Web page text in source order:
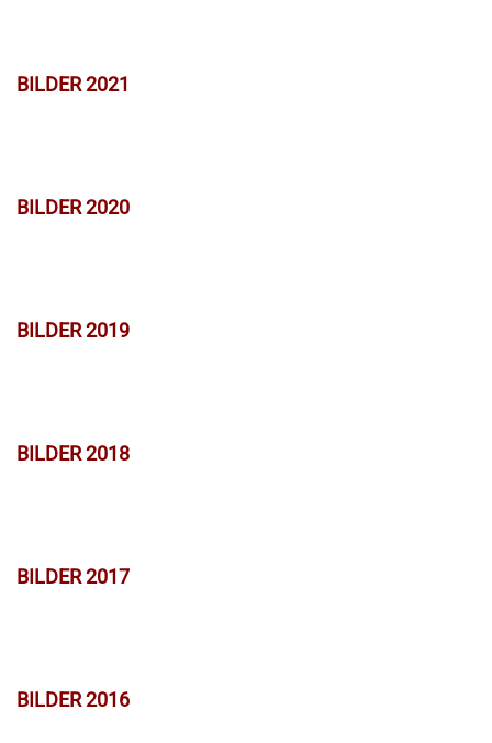
BILDER 2021
BILDER 2020
BILDER 2019
BILDER 2018
BILDER 2017
BILDER 2016